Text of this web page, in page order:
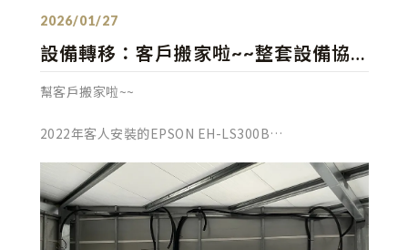
設備轉移：客戶搬家啦~~整套設備協
助轉移至新家！咱家就是有服務有售後
佈：2026/01/27
幫客戶搬家啦~~
2022年客人安裝的EPSON EH-LS300B
儘管現在出了很多新機但這台還是滿足客戶的使用需求